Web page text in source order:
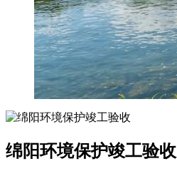
绵阳环境保护竣工验收